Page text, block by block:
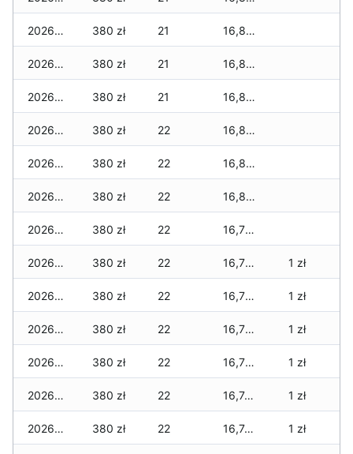
2026-04-29 380 zł 21 16,850 zł
2026-04-28 380 zł 21 16,835 zł
2026-04-27 380 zł 21 16,835 zł
2026-04-26 380 zł 22 16,830 zł
2026-04-25 380 zł 22 16,805 zł
2026-04-24 380 zł 22 16,805 zł
2026-04-23 380 zł 22 16,790 zł
2026-04-22 380 zł 22 16,790 zł 1 zł
2026-04-21 380 zł 22 16,785 zł 1 zł
2026-04-20 380 zł 22 16,785 zł 1 zł
2026-04-19 380 zł 22 16,770 zł 1 zł
2026-04-18 380 zł 22 16,745 zł 1 zł
2026-04-17 380 zł 22 16,740 zł 1 zł